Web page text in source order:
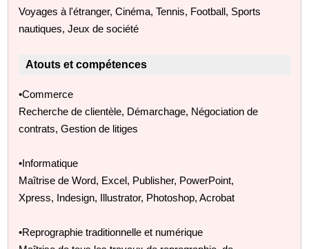
Voyages à l'étranger, Cinéma, Tennis, Football, Sports
nautiques, Jeux de société
Atouts et compétences
•Commerce
Recherche de clientèle, Démarchage, Négociation de
contrats, Gestion de litiges
•Informatique
Maîtrise de Word, Excel, Publisher, PowerPoint,
Xpress, Indesign, Illustrator, Photoshop, Acrobat
•Reprographie traditionnelle et numérique